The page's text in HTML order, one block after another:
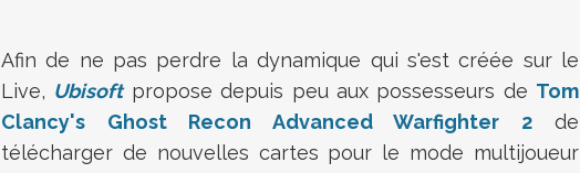
Afin de ne pas perdre la dynamique qui s'est créée sur le
Live, Ubisoftpropose depuis peu aux possesseurs de Tom
Clancy's Ghost Recon Advanced Warfighter 2de
télécharger de nouvelles cartes pour le mode multijoueur